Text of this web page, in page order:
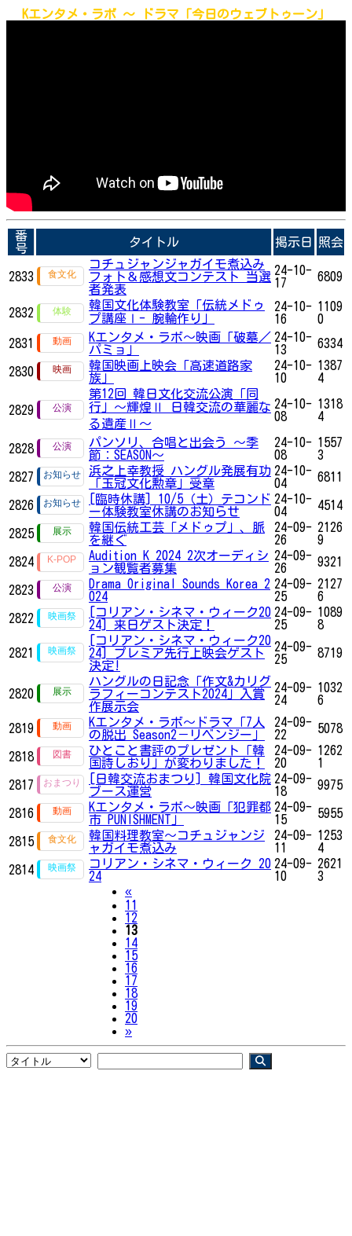
Kエンタメ・ラボ ～ ドラマ「今日のウェブトゥーン」
番
号
タイトル 掲示日 照会
2833
コチュジャンジャガイモ煮込み
フォト＆感想文コンテスト 当選
者発表
24-10-
17
6809
2832
韓国文化体験教室「伝統メドゥ
プ講座Ⅰ- 腕輪作り」
24-10-
16
1109
0
2831
Kエンタメ・ラボ～映画「破墓／
パミョ」
24-10-
13
6334
2830
韓国映画上映会「高速道路家
族」
24-10-
10
1387
4
2829
第12回 韓日文化交流公演「同
行」～輝煌Ⅱ 日韓交流の華麗な
る遺産Ⅱ～
24-10-
08
1318
4
2828
パンソリ、合唱と出会う ～季
節：SEASON～
24-10-
08
1557
3
2827
浜之上幸教授 ハングル発展有功
「玉冠文化勲章」受章
24-10-
04
6811
2826
[臨時休講] 10/5（土）テコンド
ー体験教室休講のお知らせ
24-10-
04
4514
2825
韓国伝統工芸「メドゥプ」、脈
を継ぐ
24-09-
26
2126
9
2824
Audition K 2024 2次オーディシ
ョン観覧者募集
24-09-
26
9321
2823
Drama Original Sounds Korea 2
024
24-09-
25
2127
6
2822
[コリアン・シネマ・ウィーク20
24] 来日ゲスト決定！
24-09-
25
1089
8
2821
[コリアン・シネマ・ウィーク20
24] プレミア先行上映会ゲスト
決定!
24-09-
25
8719
2820
ハングルの日記念「作文&カリグ
ラフィーコンテスト2024」入賞
作展示会
24-09-
24
1032
6
2819
Kエンタメ・ラボ～ドラマ「7人
の脱出 Season2－リベンジー」
24-09-
22
5078
2818
ひとこと書評のプレゼント「韓
国詩しおり」が変わりました！
24-09-
20
1262
1
2817
[日韓交流おまつり] 韓国文化院
ブース運営
24-09-
18
9975
2816
Kエンタメ・ラボ～映画「犯罪都
市 PUNISHMENT」
24-09-
15
5955
2815
韓国料理教室～コチュジャンジ
ャガイモ煮込み
24-09-
11
1253
4
2814
コリアン・シネマ・ウィーク 20
24
24-09-
10
2621
3
«Previous
11
12
13
14
15
16
17
18
19
20
»Next